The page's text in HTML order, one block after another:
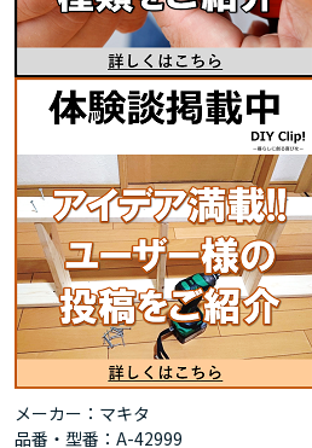
メーカー：マキタ
品番・型番：A-42999